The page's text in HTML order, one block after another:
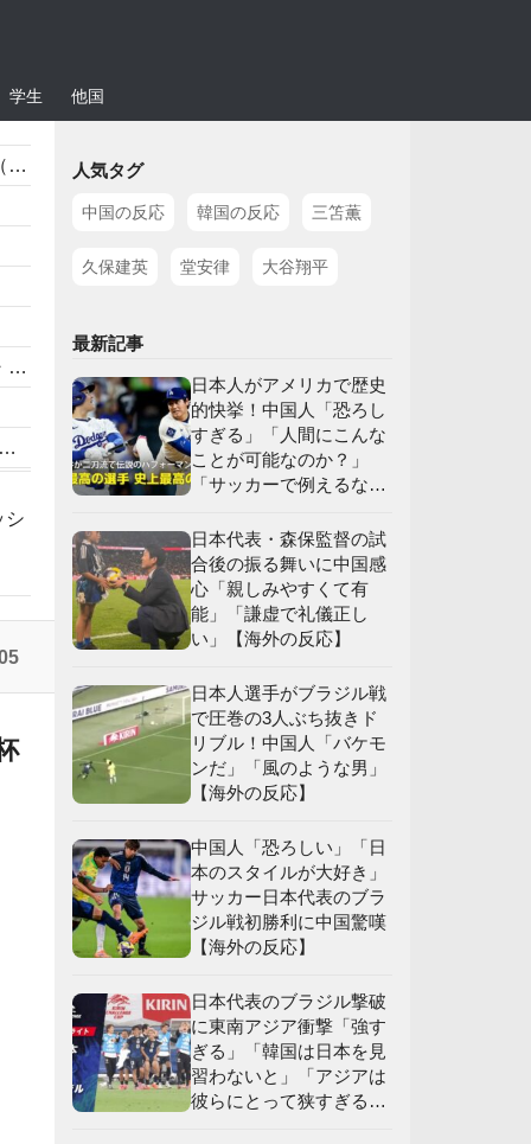
学生 他国
シ
人気タグ
中国の反応 韓国の反応 三笘薫
久保建英 堂安律 大谷翔平
最新記事
日本人がアメリカで歴史
的快挙！中国人「恐ろし
すぎる」「人間にこんな
ことが可能なのか？」
「サッカーで例えるな
日本代表・森保監督の試
合後の振る舞いに中国感
心「親しみやすくて有
能」「謙虚で礼儀正し
い」【海外の反応】
日本人選手がブラジル戦
で圧巻の3人ぶち抜きド
リブル！中国人「バケモ
ンだ」「風のような男」
【海外の反応】
中国人「恐ろしい」「日
本のスタイルが大好き」
サッカー日本代表のブラ
ジル戦初勝利に中国驚嘆
【海外の反応】
日本代表のブラジル撃破
に東南アジア衝撃「強す
ぎる」「韓国は日本を見
習わないと」「アジアは
彼らにとって狭すぎる」